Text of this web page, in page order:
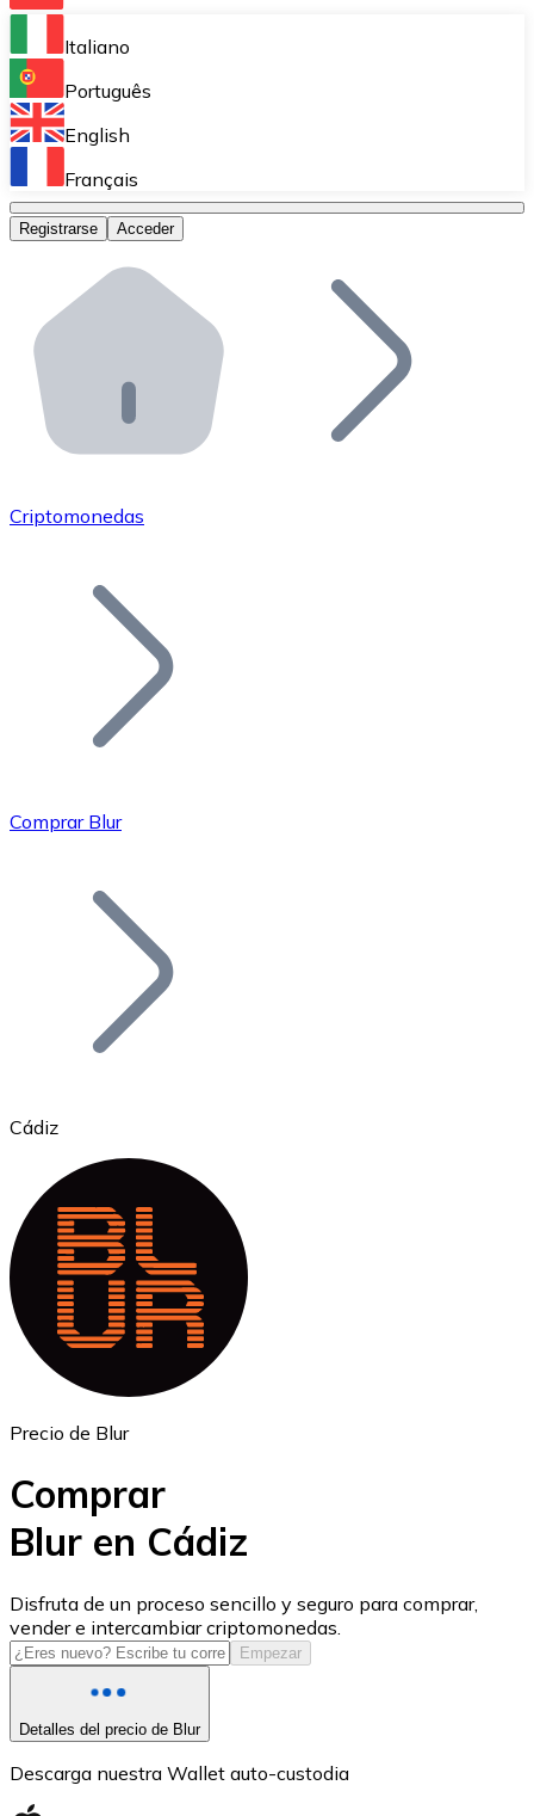
Bitnovo Ramp
Integra nuestra solución en tu plataforma.
Bitnovo Giftcards
Bitnovo OTC
Bitnovo ATM
Integra un ATM Bitnovo en tu negocio y permite que
Bitnovo API
Integra nuestra API en tu ecosistema.
Únete a nuestra red de distribuidores.
Añade tu proyecto a nuestro ecosistema.
Bitcoin
Ethereum
ETH
USD Coin
USDC
Italiano
Português
English
Français
Registrarse Acceder
Criptomonedas
Comprar Blur
Cádiz
Precio de Blur
Comprar
Blur en Cádiz
Disfruta de un proceso sencillo y seguro para comprar,
vender e intercambiar criptomonedas.
Empezar
Detalles del precio de Blur
Descarga nuestra Wallet auto-custodia